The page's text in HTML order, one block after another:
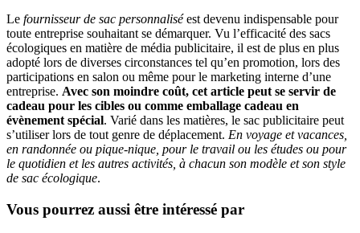
Le fournisseur de sac personnaliséest devenu indispensable pour
toute entreprise souhaitant se démarquer. Vu l’efficacité des sacs
écologiques en matière de média publicitaire, il est de plus en plus
adopté lors de diverses circonstances tel qu’en promotion, lors des
participations en salon ou même pour le marketing interne d’une
entreprise. Avec son moindre coût, cet article peut se servir de
cadeau pour les cibles ou comme emballage cadeau en
évènement spécial. Varié dans les matières, le sac publicitaire peut
s’utiliser lors de tout genre de déplacement. En voyage et vacances,
en randonnée ou pique-nique, pour le travail ou les études ou pour
le quotidien et les autres activités, à chacun son modèle et son style
de sac écologique.
Vous pourrez aussi être intéressé par